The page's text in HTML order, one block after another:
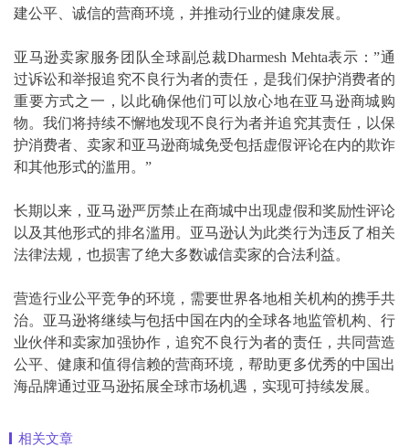
建公平、诚信的营商环境，并推动行业的健康发展。
亚马逊卖家服务团队全球副总裁Dharmesh Mehta表示：”通
过诉讼和举报追究不良行为者的责任，是我们保护消费者的
重要方式之一，以此确保他们可以放心地在亚马逊商城购
物。我们将持续不懈地发现不良行为者并追究其责任，以保
护消费者、卖家和亚马逊商城免受包括虚假评论在内的欺诈
和其他形式的滥用。”
长期以来，亚马逊严厉禁止在商城中出现虚假和奖励性评论
以及其他形式的排名滥用。亚马逊认为此类行为违反了相关
法律法规，也损害了绝大多数诚信卖家的合法利益。
营造行业公平竞争的环境，需要世界各地相关机构的携手共
治。亚马逊将继续与包括中国在内的全球各地监管机构、行
业伙伴和卖家加强协作，追究不良行为者的责任，共同营造
公平、健康和值得信赖的营商环境，帮助更多优秀的中国出
海品牌通过亚马逊拓展全球市场机遇，实现可持续发展。
相关文章